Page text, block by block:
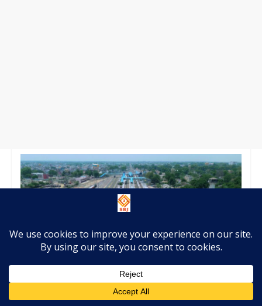
Ayodhya Cantt Railway Station Redevelopment
Project